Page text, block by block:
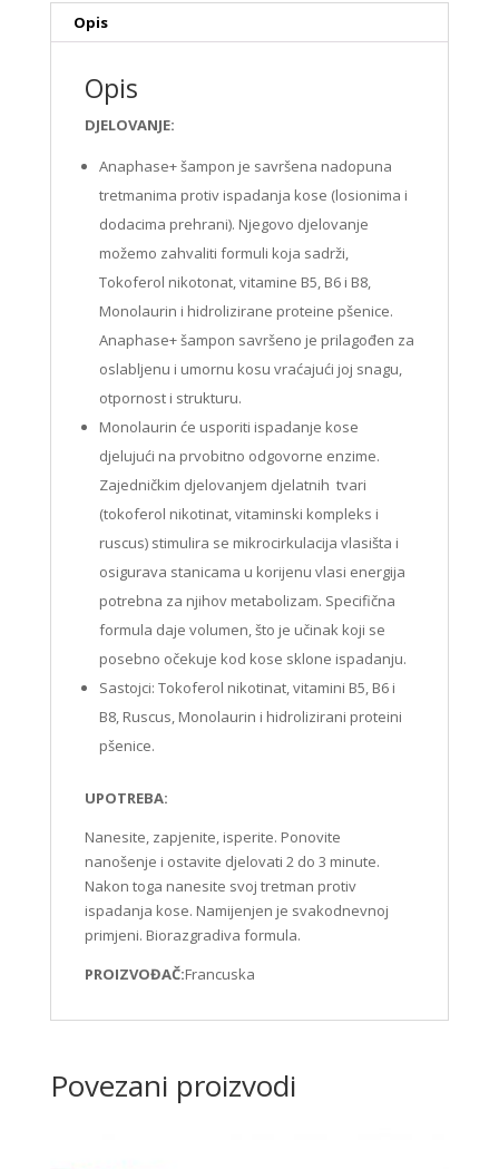
Opis
Opis
DJELOVANJE:
Anaphase+ šampon je savršena nadopuna
tretmanima protiv ispadanja kose (losionima i
dodacima prehrani). Njegovo djelovanje
možemo zahvaliti formuli koja sadrži,
Tokoferol nikotonat, vitamine B5, B6 i B8,
Monolaurin i hidrolizirane proteine pšenice.
Anaphase+ šampon savršeno je prilagođen za
oslabljenu i umornu kosu vraćajući joj snagu,
otpornost i strukturu.
Monolaurin će usporiti ispadanje kose
djelujući na prvobitno odgovorne enzime.
Zajedničkim djelovanjem djelatnih tvari
(tokoferol nikotinat, vitaminski kompleks i
ruscus) stimulira se mikrocirkulacija vlasišta i
osigurava stanicama u korijenu vlasi energija
potrebna za njihov metabolizam. Specifična
formula daje volu­men, što je učinak koji se
posebno očekuje kod kose sklone ispadanju.
Sastojci: Tokoferol nikotinat, vitamini B5, B6 i
B8, Ruscus, Monolaurin i hidrolizirani proteini
pšenice.
UPOTREBA:
Nanesite, zapjenite, isperite. Ponovite
nanošenje i ostavite djelovati 2 do 3 minute.
Nakon toga nanesite svoj tretman protiv
ispadanja kose. Namijenjen je svakodnevnoj
primjeni. Biorazgradiva formula.
PROIZVOĐAČ:Francuska
Povezani proizvodi